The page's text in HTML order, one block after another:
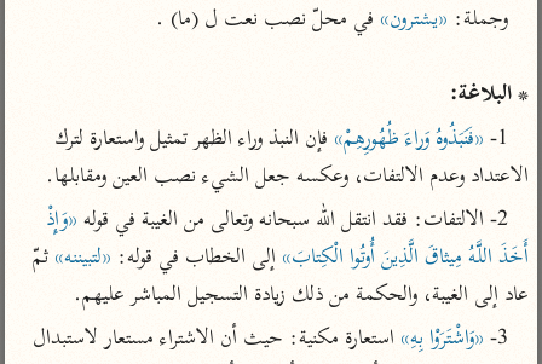
اشترك لتصلك أخبار مشاريعنا
اشترك
راسلنا •تليجرام •تويتر
تعليمات• عن الباحث القرآني
وجملة: «يشترون»
* البلاغة:
1- «فَنَبَذُوهُ وَراءَ ظُهُورِهِمْ»
الاعتداد وعدم الالتفات، وعكسه جعل الشيء نصب العين ومقابلها.
2- الالتفات: فقد انتقل الله سبحانه وتعالى من الغيبة في قوله
أَخَذَ اللَّهُ مِيثاقَ الَّذِينَ أُوتُوا الْكِتابَ» إلى الخطاب في قوله: «لتبيننه»
عاد إلى الغيبة، والحكمة من ذلك زيادة التسجيل المباشر عليهم.
3- «وَاشْتَرَوْا بِهِ»